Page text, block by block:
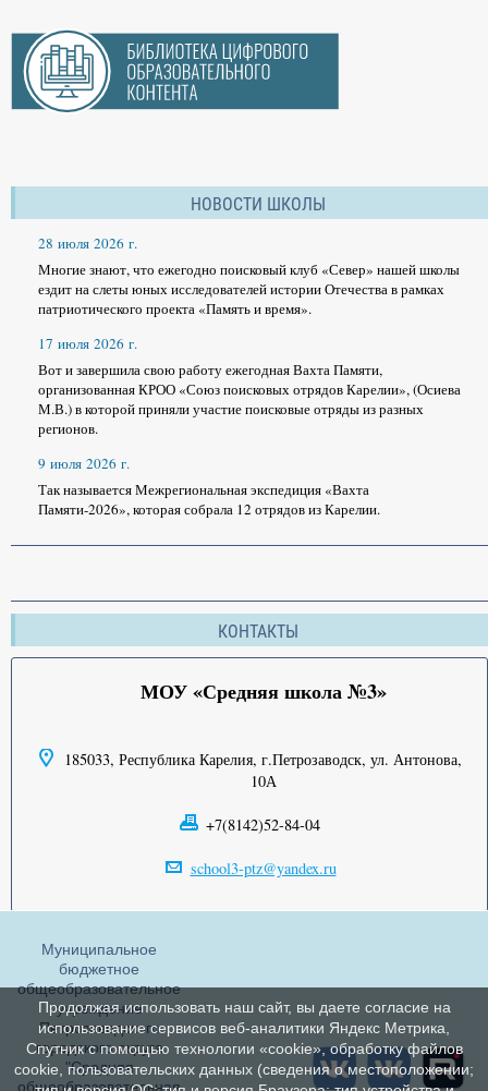
НОВОСТИ ШКОЛЫ
28 июля 2026 г.
Многие знают, что ежегодно поисковый клуб «Север» нашей школы
ездит на слеты юных исследователей истории Отечества в рамках
патриотического проекта «Память и время».
17 июля 2026 г.
Вот и завершила свою работу ежегодная Вахта Памяти,
организованная КРОО «Союз поисковых отрядов Карелии», (Осиева
М.В.) в которой приняли участие поисковые отряды из разных
регионов.
9 июля 2026 г.
Так называется Межрегиональная экспедиция «Вахта
Памяти-2026», которая собрала 12 отрядов из Карелии.
КОНТАКТЫ
МОУ «Средняя школа №3»
185033, Республика Карелия, г.Петрозаводск, ул. Антонова,
10А
+7(8142)52-84-04
school3-ptz@yandex.ru
Муниципальное
бюджетное
общеобразовательное
учреждение
Петрозаводского
городского округа
"Средняя
общеобразовательная
Продолжая использовать наш сайт, вы даете согласие на
использование сервисов веб-аналитики Яндекс Метрика,
Спутник с помощью технологии «cookie», обработку файлов
cookie, пользовательских данных (сведения о местоположении;